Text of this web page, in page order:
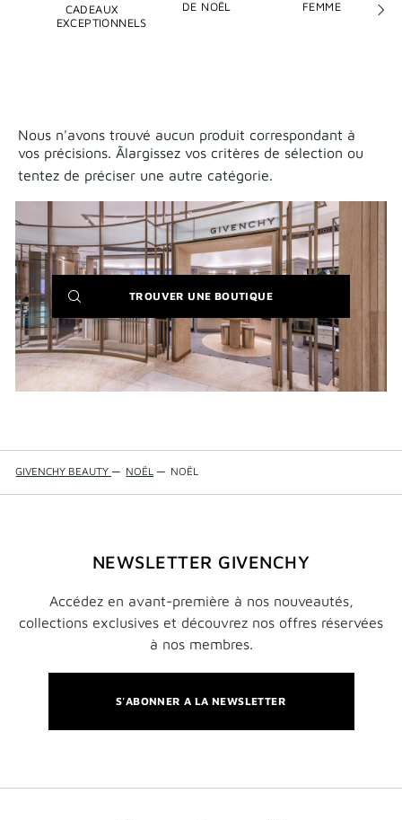
CADEAUX
EXCEPTIONNELS
DE NOËL
FEMME
Nous n'avons trouvé aucun produit correspondant à
vos précisions. Ãlargissez vos critères de sélection ou
tentez de préciser une autre catégorie.
TROUVER UNE BOUTIQUE(NEW
WINDOW)
GIVENCHY BEAUTY — NOËL — NOËL
NEWSLETTER GIVENCHY
Accédez en avant-première à nos nouveautés,
collections exclusives et découvrez nos offres réservées
à nos membres.
S'ABONNER A LA NEWSLETTER